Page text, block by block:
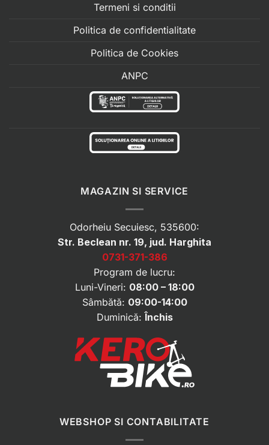
Termeni si conditii
Politica de confidentialitate
Politica de Cookies
ANPC
MAGAZIN SI SERVICE
Odorheiu Secuiesc, 535600:
Str. Beclean nr. 19, jud. Harghita
0731-371-386
Program de lucru:
Luni-Vineri: 08:00 – 18:00
Sâmbătă: 09:00-14:00
Duminică:Închis
WEBSHOP SI CONTABILITATE